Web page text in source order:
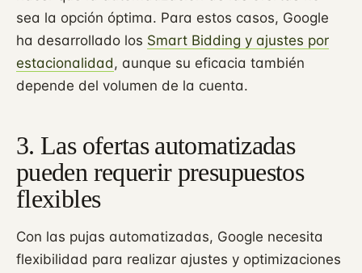
sea la opción óptima. Para estos casos, Google
ha desarrollado los Smart Bidding y ajustes por
estacionalidad, aunque su eficacia también
depende del volumen de la cuenta.
3. Las ofertas automatizadas
pueden requerir presupuestos
flexibles
Con las pujas automatizadas, Google necesita
flexibilidad para realizar ajustes y optimizaciones